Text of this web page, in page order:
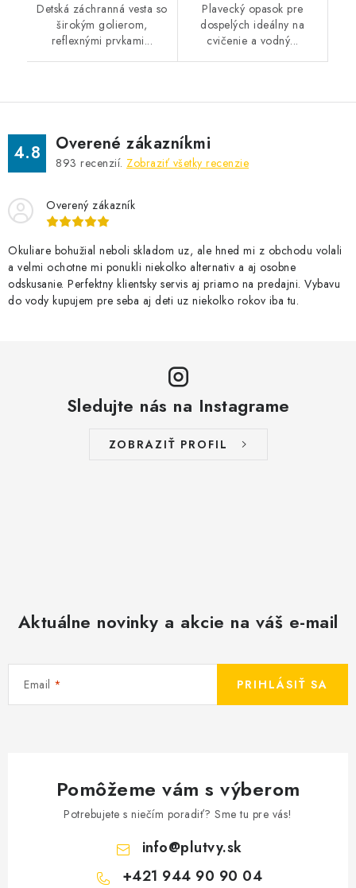
Detská záchranná vesta so
širokým golierom,
reflexnými prvkami...
Plavecký opasok pre
dospelých ideálny na
cvičenie a vodný...
4.8 Overené zákazníkmi
893 recenzií. Zobraziť všetky recenzie
Overený zákazník
Okuliare bohužial neboli skladom uz, ale hned mi z obchodu volali
a velmi ochotne mi ponukli niekolko alternativ a aj osobne
odskusanie. Perfektny klientsky servis aj priamo na predajni. Vybavu
do vody kupujem pre seba aj deti uz niekolko rokov iba tu.
Sledujte nás na Instagrame
ZOBRAZIŤ PROFIL
Aktuálne novinky a akcie na váš e-mail
Email PRIHLÁSIŤ SA
Pomôžeme vám s výberom
Potrebujete s niečím poradiť? Sme tu pre vás!
info@plutvy.sk
+421 944 90 90 04